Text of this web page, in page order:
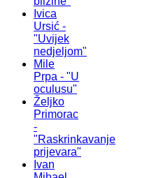
Ivica
Ursić -
"Uvijek
nedjeljom"
Mile
Prpa - "U
oculusu"
Željko
Primorac
-
"Raskrinkavanje
prijevara"
Ivan